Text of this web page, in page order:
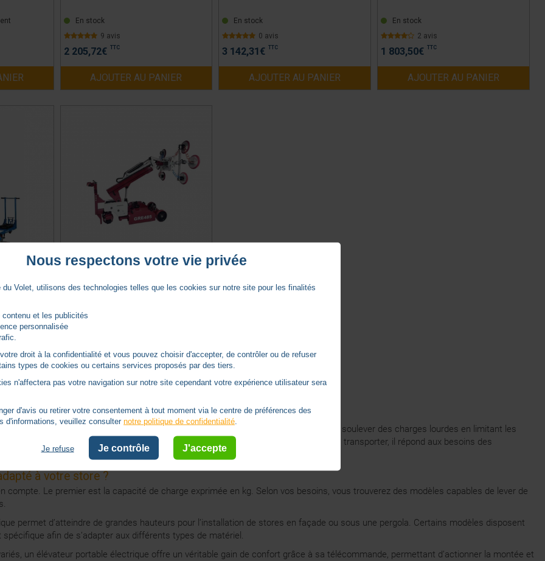
les professionnels de la pose et de la maintenance de stores bannes. Conçu pour soulever des charges lourdes en limitant les
des stores, des coffres ou des moteurs en toute sécurité. Compact et facile à transporter, il répond aux besoins des
travaux de montage.
à votre store ?
compte. Le premier est la capacité de charge exprimée en kg. Selon vos besoins, vous trouverez des modèles capables de lever de
permet d’atteindre de grandes hauteurs pour l’installation de stores en façade ou sous une pergola. Certains modèles disposent
afin de s’adapter aux différents types de matériel.
un élévateur portable électrique offre un véritable gain de confort grâce à sa télécommande, permettant d’actionner la montée et
En stock
9 avis
2 205,72€ TTC
AJOUTER AU PANIER
En stock
0 avis
3 142,31 € TTC
AJOUTER AU PANIER
En stock
2 avis
1 803,50€ TTC
AJOUTER AU PANIER
GL
ROBOT DE VITRAGE GRE485 (485 KG / 3,5
22 650,76€ TTC
AJOUTER AU PANIER
Nous respectons votre vie privée
du Volet, utilisons des technologies telles que les cookies sur notre site pour les finalités
contenu et les publicités
personnalisée
droit à la confidentialité et vous pouvez choisir d'accepter, de contrôler ou de refuser
types de cookies ou certains services proposés par des tiers.
n'affectera pas votre navigation sur notre site cependant votre expérience utilisateur sera
d'avis ou retirer votre consentement à tout moment via le centre de préférences des
d'informations, veuillez consulternotre politique de confidentialité
Je refuse Je contrôle J'accepte